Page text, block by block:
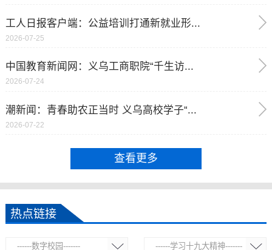
工人日报客户端：公益培训打通新就业形...
2026-07-25
中国教育新闻网：义乌工商职院“千生访...
2026-07-24
潮新闻：青春助农正当时 义乌高校学子“...
2026-07-22
查看更多
热点链接
------数字校园------- ------学习十九大精神-------